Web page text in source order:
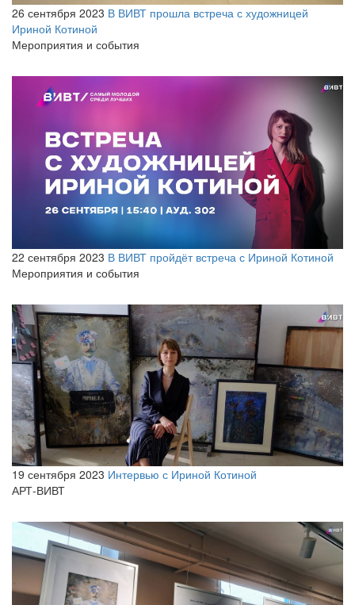
26 сентября 2023 В ВИВТ прошла встреча с художницей
Ириной Котиной
Мероприятия и события
22 сентября 2023 В ВИВТ пройдёт встреча с Ириной Котиной
Мероприятия и события
19 сентября 2023 Интервью с Ириной Котиной
АРТ-ВИВТ